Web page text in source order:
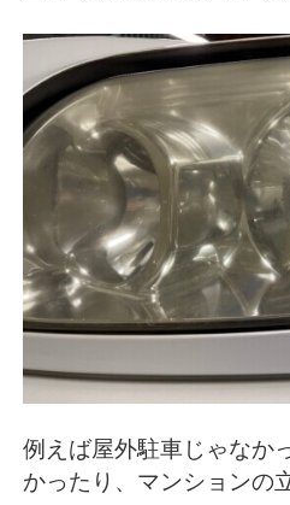
例えば屋外駐車じゃなか
かったり、マンションの